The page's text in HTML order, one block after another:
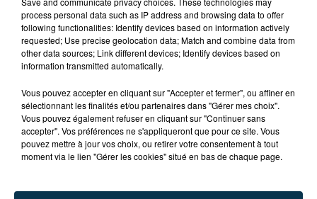
process personal data such as IP address and browsing data to offer
following functionalities: Identify devices based on information actively
requested; Use precise geolocation data; Match and combine data from
other data sources; Link different devices; Identify devices based on
information transmitted automatically.
Vous pouvez accepter en cliquant sur "Accepter et fermer", ou affiner en
sélectionnant les finalités et/ou partenaires dans "Gérer mes choix".
Vous pouvez également refuser en cliquant sur "Continuer sans
accepter". Vos préférences ne s'appliqueront que pour ce site. Vous
pouvez mettre à jour vos choix, ou retirer votre consentement à tout
moment via le lien "Gérer les cookies" situé en bas de chaque page.